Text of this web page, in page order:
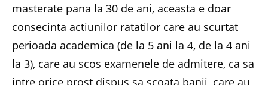
masterate pana la 30 de ani, aceasta e doar
consecinta actiunilor ratatilor care au scurtat
perioada academica (de la 5 ani la 4, de la 4 ani
la 3), care au scos examenele de admitere, ca sa
intre orice prost dispus sa scoata banii, care au